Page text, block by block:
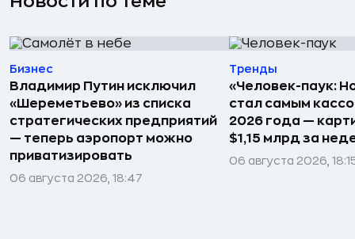
Бизнес
Владимир Путин исключил
«Шереметьево» из списка
стратегических предприятий
— теперь аэропорт можно
приватизировать
06 августа 2026, 18:47
Тренды
«Человек-паук:
стал самым
2026 года —
$1,15 млрд за
06 августа 2026,